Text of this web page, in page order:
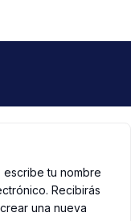
escribe tu nombre
Recibirás
una nueva